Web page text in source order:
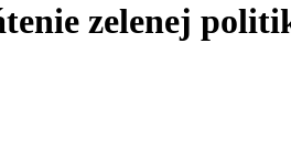
zelenej